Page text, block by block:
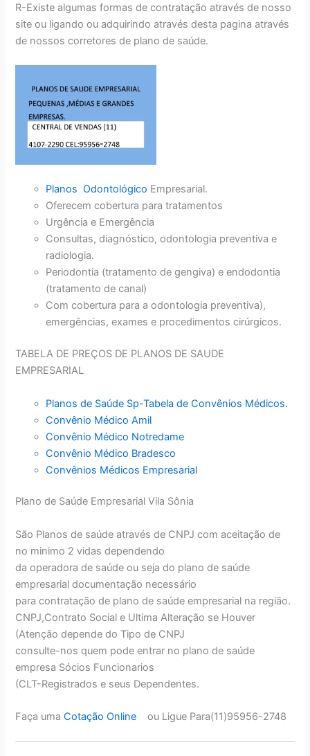
R-Existe algumas formas de contratação através de nosso
site ou ligando ou adquirindo através desta pagina através
de nossos corretores de plano de saúde.
Planos Odontológico Empresarial.
Oferecem cobertura para tratamentos
Urgência e Emergência
Consultas, diagnóstico, odontologia preventiva e
radiologia.
Periodontia (tratamento de gengiva) e endodontia
(tratamento de canal)
Com cobertura para a odontologia preventiva),
emergências, exames e procedimentos cirúrgicos.
TABELA DE PREÇOS DE PLANOS DE SAUDE
EMPRESARIAL
Planos de Saúde Sp-Tabela de Convênios Médicos.
Convênio Médico Amil
Convênio Médico Notredame
Convênio Médico Bradesco
Convênios Médicos Empresarial
Plano de Saúde Empresarial Vila Sônia
São Planos de saúde através de CNPJ com aceitação de
no minimo 2 vidas dependendo
da operadora de saúde ou seja do plano de saúde
empresarial documentação necessário
para contratação de plano de saúde empresarial na região.
CNPJ,Contrato Social e Ultima Alteração se Houver
(Atenção depende do Tipo de CNPJ
consulte-nos quem pode entrar no plano de saúde
empresa Sócios Funcionarios
(CLT-Registrados e seus Dependentes.
Faça umaCotação Online ou Ligue Para(11)95956-2748